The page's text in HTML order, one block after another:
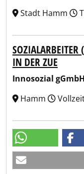
Stadt Hamm
IN DER ZUE
Innosozial gGmbH
Hamm